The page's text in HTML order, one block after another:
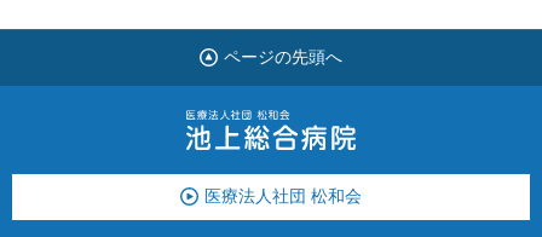
ページの先頭へ
医療法人社団 松和会